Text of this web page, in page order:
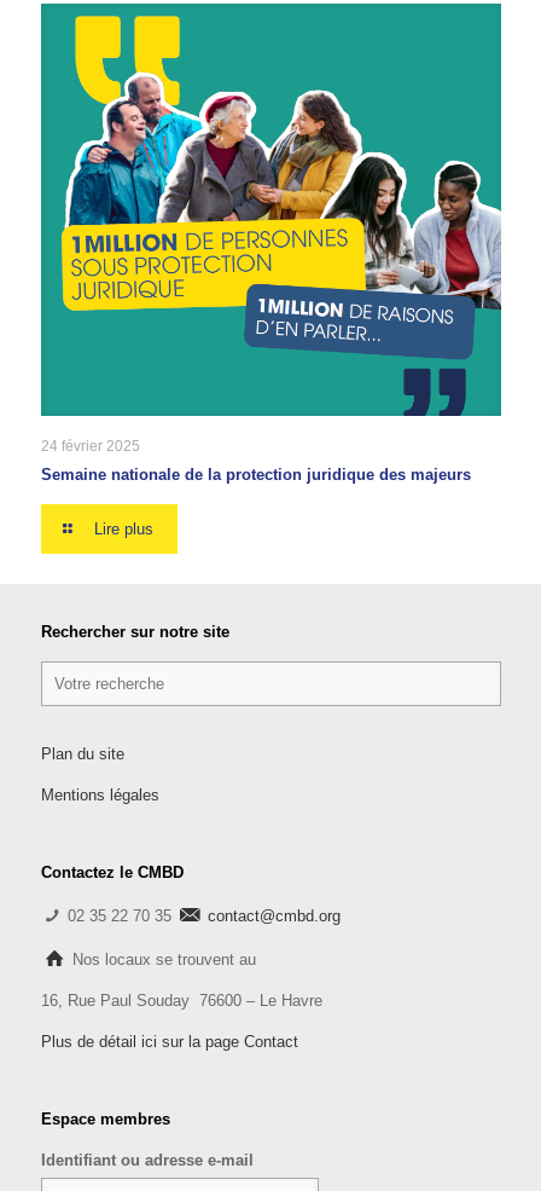
24 février 2025
Semaine nationale de la protection juridique des majeurs
Lire plus
Rechercher sur notre site
Plan du site
Mentions légales
Contactez le CMBD
02 35 22 70 35 contact@cmbd.org
Nos locaux se trouvent au
16, Rue Paul Souday 76600 – Le Havre
Plus de détail ici sur la page Contact
Espace membres
Identifiant ou adresse e-mail